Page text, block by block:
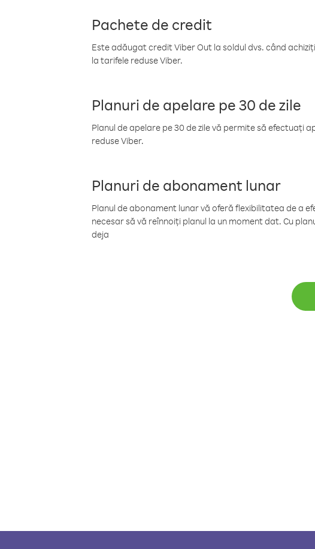
Pachete de credit
Este adăugat credit Viber Out la soldul dvs. când
la tarifele reduse Viber.
Planuri de apelare pe 30 de zile
Planul de apelare pe 30 de zile vă permite să efectuați
reduse Viber.
Planuri de abonament lunar
Planul de abonament lunar vă oferă flexibilitatea de a
necesar să vă reînnoiți planul la un moment dat. Cu
deja